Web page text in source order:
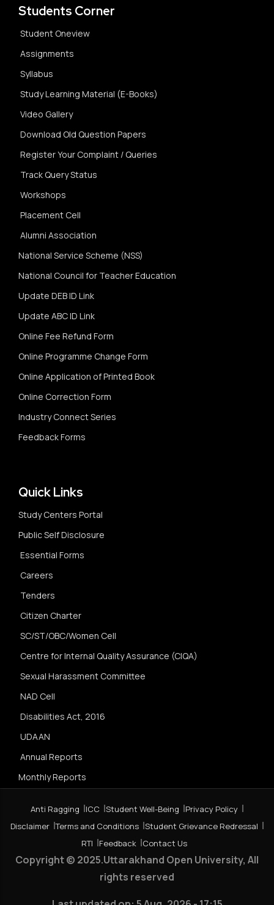
Students Corner
Student Oneview
Assignments
Syllabus
Study Learning Material (E-Books)
Video Gallery
Download Old Question Papers
Register Your Complaint / Queries
Track Query Status
Workshops
Placement Cell
Alumni Association
National Service Scheme (NSS)
National Council for Teacher Education
Update DEB ID Link
Update ABC ID Link
Online Fee Refund Form
Online Programme Change Form
Online Application of Printed Book
Online Correction Form
Industry Connect Series
Feedback Forms
Quick Links
Study Centers Portal
Public Self Disclosure
Essential Forms
Careers
Tenders
Citizen Charter
SC/ST/OBC/Women Cell
Centre for Internal Quality Assurance (CIQA)
Sexual Harassment Committee
NAD Cell
Disabilities Act, 2016
UDAAN
Annual Reports
Monthly Reports
Anti Ragging ICC Student Well-Being
Privacy Policy
Disclaimer Terms and Conditions Student Grievance Redressal
RTI
Feedback Contact Us
Copyright © 2025.Uttarakhand Open University, All
rights reserved